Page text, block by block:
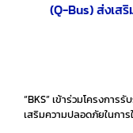
(Q-Bus) ส่งเส
“BKS” เข้าร่วมโครงการ
เสริมความปลอดภัยในกา